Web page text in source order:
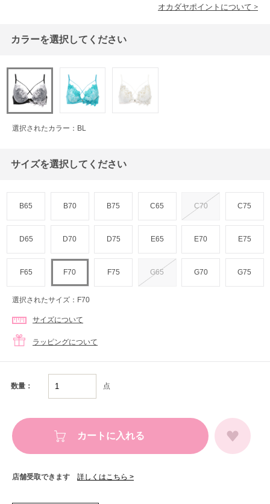
オカダヤポイントについて >
カラーを選択してください
選択されたカラー：BL
サイズを選択してください
B65 B70 B75 C65 C70 C75
D65 D70 D75 E65 E70 E75
F65 F70 F75 G65 G70 G75
選択されたサイズ：F70
サイズについて
ラッピングについて
数量： 点
カートに入れる
店舗受取できます 詳しくはこちら >